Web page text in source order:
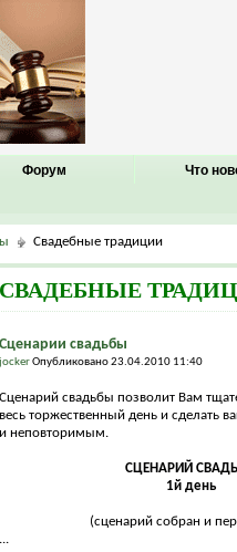
Форум Что
Свадебные традиции
СВАДЕБНЫЕ
Сценарии свадьбы
jockerОпубликовано 23.04.2010 11:40
Сценарий свадьбы позволит Вам
весь торжественный день и сделать
и неповторимым.
СЦЕНАРИЙ
1й день
(сценарий собран и
...